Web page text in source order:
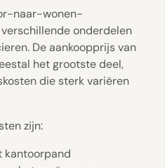
naar-wonen-
onderdelen
De aankoopprijs van
het grootste deel,
die sterk variëren
zijn:
kantoorpand